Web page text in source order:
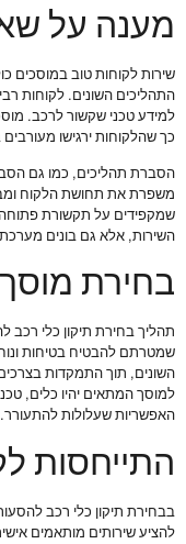
מענה על
שירות לקוחות טוב במוסכים
התהליכים השונים. לקוחות
למידע טכני שקשור לרכב.
כך שהלקוחות ירגישו
הסברת תהליכים, כמו גם
משפרת את תחושת הלקוח
שמקפידים על תקשורת
השירות, אלא גם בונים
בחירת
תהליך בחירת תיקון כלי רכב
שמטרתם להבטיח בטיחות
השונים, תוך התמקדות
למוסך המתאים יהיו כלים,
האפשריות שעלולות להתעורר.
התייחסות
בבחירת תיקון כלי רכב
להציע שירותים מותאמים